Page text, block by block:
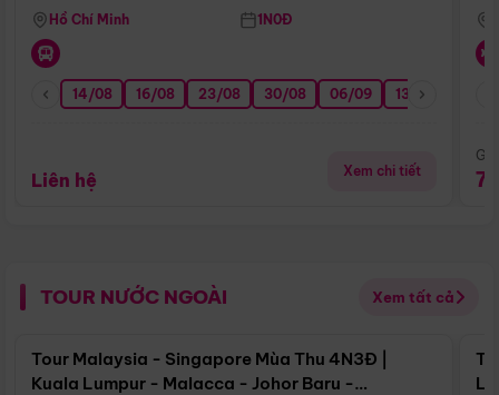
Hồ Chí Minh 1N0Đ
14/08 16/08 23/08 30/08 06/09 13/09
Liên hệ Xem chi tiết
TOUR NƯỚC NGOÀI Xem tất cả
Điểm nổi bật
Tour Malaysia - Singapore Mùa Thu 4N3Đ |
Kuala Lumpur - Malacca - Johor Baru -